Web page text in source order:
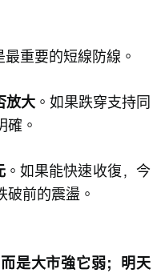
最重要的短線防線。
放大。如果跌穿支持同
確。
。如果能快速收復，今
破前的震盪。
是大市強它弱；明天